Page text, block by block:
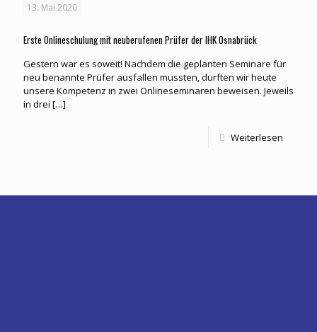
13. Mai 2020
Erste Onlineschulung mit neuberufenen Prüfer der IHK Osnabrück
Gestern war es soweit! Nachdem die geplanten Seminare für
neu benannte Prüfer ausfallen mussten, durften wir heute
unsere Kompetenz in zwei Onlineseminaren beweisen. Jeweils
in drei […]
Weiterlesen